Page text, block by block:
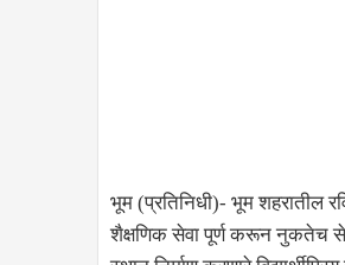
भूम (प्रतिनिधी)- भूम शहरातील
शैक्षणिक सेवा पूर्ण करून नुकतेच